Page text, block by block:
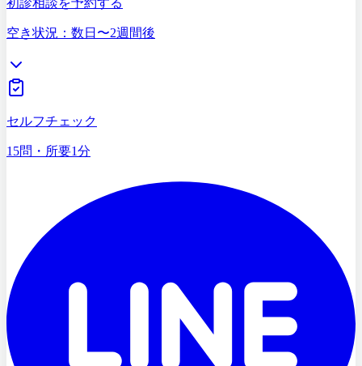
空き状況：数日〜2週間後
セルフチェック
15問・所要1分